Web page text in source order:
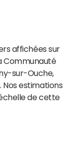
affichées sur
Communauté
sur-Ouche,
estimations
de cette